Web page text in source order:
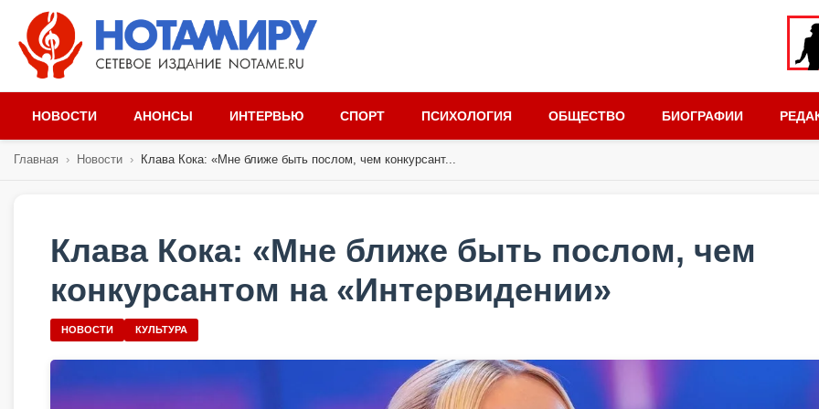
НОВОСТИ АНОНСЫ ИНТЕРВЬЮ СПОРТ ПСИХОЛОГИЯ ОБЩЕСТВО БИОГРАФИИ
Главная › Новости › Клава Кока: «Мне ближе быть послом, чем конкурсант...
Клава Кока: «Мне ближе быть послом, чем
конкурсантом на «Интервидении»
НОВОСТИ КУЛЬТУРА